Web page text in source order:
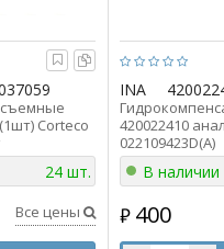
Corteco
24 шт.
Все цены
INA
420022410
022109423D(A)
В наличии
₽ 400